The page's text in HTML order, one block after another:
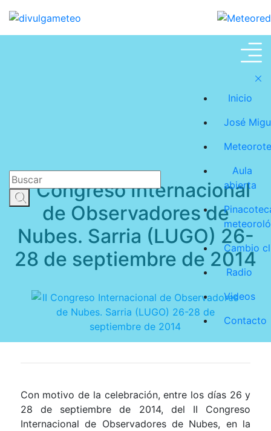
Inicio
José
Aula
abierta
Cambio
Radio
Videos
Contacto
José Miguel Viñas
II Congreso Internacional
de Observadores de
Nubes. Sarria (LUGO) 26-
28 de septiembre de 2014
Con motivo de la celebración, entre los días 26 y
28 de septiembre de 2014, del II Congreso
Internacional de Observadores de Nubes, en la